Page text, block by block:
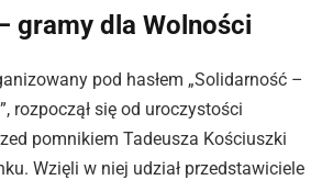
gramy dla Wolności
pod hasłem „Solidarność –
rozpoczął się od uroczystości
pomnikiem Tadeusza Kościuszki
Wzięli w niej udział przedstawiciele